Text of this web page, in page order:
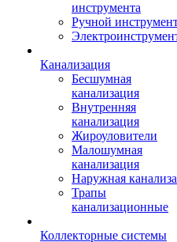
инструмента
Ручной
Канализация
Бесшумная
канализация
Внутренняя
канализация
Жироуловители
Малошумная
канализация
Наружная
Трапы
канализационные
Коллекторные системы